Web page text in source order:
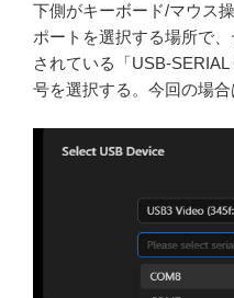
下側がキーボード/マウス
ポートを選択する場所で
されている「USB-
号を選択する。今回の場